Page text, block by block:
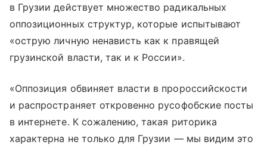
в Грузии действует множество радикальных
оппозиционных структур, которые испытывают
«острую личную ненависть как к правящей
грузинской власти, так и к России».
«Оппозиция обвиняет власти в пророссийскости
и распространяет откровенно русофобские посты
в интернете. К сожалению, такая риторика
характерна не только для Грузии — мы видим это